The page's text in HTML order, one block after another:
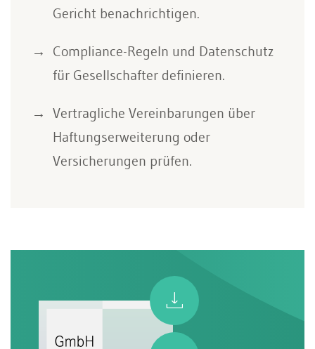
Gericht benachrichtigen.
Compliance-Regeln und Datenschutz
für Gesellschafter definieren.
Vertragliche Vereinbarungen über
Haftungserweiterung oder
Versicherungen prüfen.